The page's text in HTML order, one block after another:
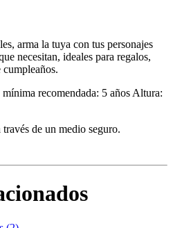
arma la tuya con tus personajes
necesitan, ideales para regalos,
cumpleaños.
recomendada: 5 años Altura:
de un medio seguro.